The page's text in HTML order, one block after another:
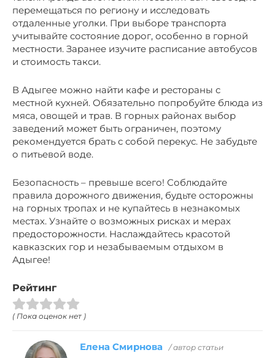
перемещаться по региону и исследовать
отдаленные уголки. При выборе транспорта
учитывайте состояние дорог, особенно в горной
местности. Заранее изучите расписание автобусов
и стоимость такси.
В Адыгее можно найти кафе и рестораны с
местной кухней. Обязательно попробуйте блюда из
мяса, овощей и трав. В горных районах выбор
заведений может быть ограничен, поэтому
рекомендуется брать с собой перекус. Не забудьте
о питьевой воде.
Безопасность – превыше всего! Соблюдайте
правила дорожного движения, будьте осторожны
на горных тропах и не купайтесь в незнакомых
местах. Узнайте о возможных рисках и мерах
предосторожности. Наслаждайтесь красотой
кавказских гор и незабываемым отдыхом в
Адыгее!
Рейтинг
( Пока оценок нет )
Елена Смирнова / автор статьи